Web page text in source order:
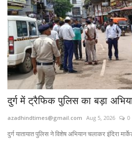
दुर्ग में ट्रैफिक पुलिस का बड़ा
azadhindtimes@gmail.com Aug 5, 2026 0
दुर्ग यातायात पुलिस ने विशेष अभियान चलाकर इंदिरा